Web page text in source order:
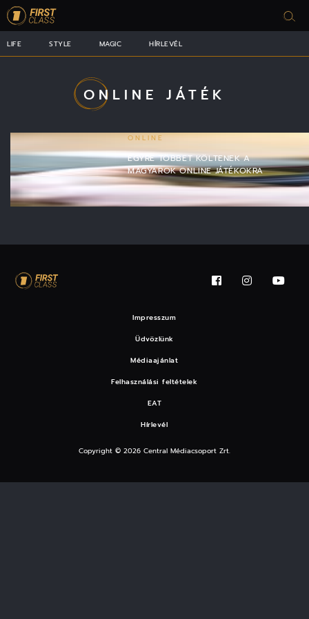
LIFE STYLE MAGIC HÍRLEVÉL
ONLINE JÁTÉK
ONLINE
EGYRE TÖBBET KÖLTENEK A
MAGYAROK ONLINE JÁTÉKOKRA
Impresszum
Üdvözlünk
Médiaajánlat
Felhasználási feltételek
EAT
Hírlevél
Copyright © 2026 Central Médiacsoport Zrt.